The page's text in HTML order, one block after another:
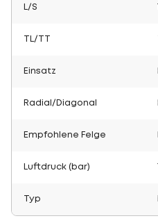
L/S
TL/TT
Einsatz
Radial/Diagonal
Empfohlene Felge
Luftdruck (bar)
Typ